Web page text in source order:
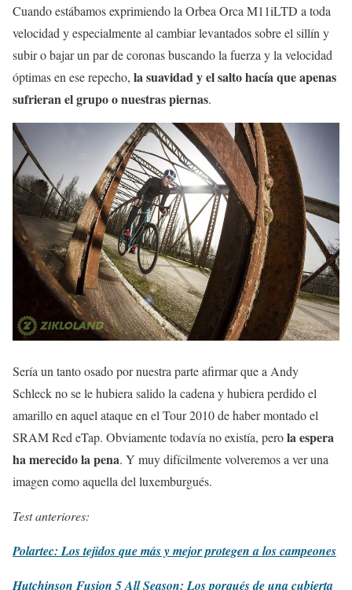
Cuando estábamos exprimiendo la Orbea Orca M11iLTD a toda
velocidad y especialmente al cambiar levantados sobre el sillín y
subir o bajar un par de coronas buscando la fuerza y la velocidad
óptimas en ese repecho, la suavidad y el salto hacía que apenas
sufrieran el grupo o nuestras piernas.
Sería un tanto osado por nuestra parte afirmar que a Andy
Schleck no se le hubiera salido la cadena y hubiera perdido el
amarillo en aquel ataque en el Tour 2010 de haber montado el
SRAM Red eTap. Obviamente todavía no existía, perola espera
ha merecido la pena. Y muy difícilmente volveremos a ver una
imagen como aquella del luxemburgués.
Test anteriores:
Polartec: Los tejidos que más y mejor protegen a los campeones
Hutchinson Fusion 5 All Season: Los porqués de una cubierta